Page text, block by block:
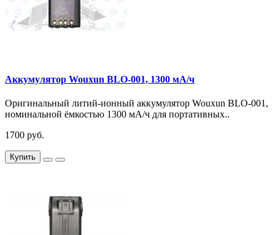
Аккумулятор Wouxun BLO-001, 1300 мА/ч
Оригинальный литий-ионный аккумулятор Wouxun BLO-001,
номинальной ёмкостью 1300 мА/ч для портативных..
1700 руб.
Купить